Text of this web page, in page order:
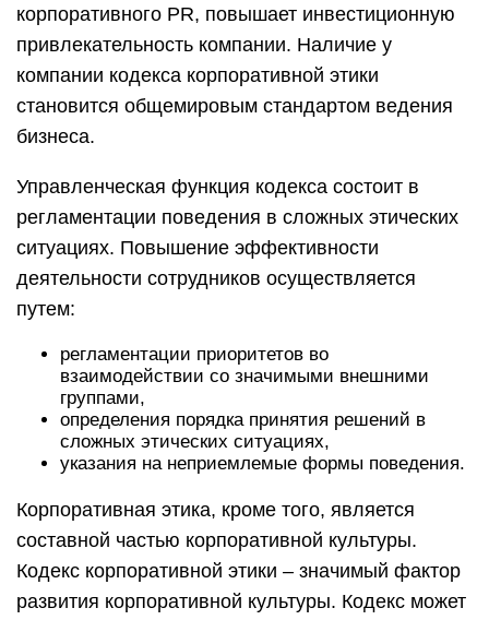
корпоративного PR, повышает инвестиционную
привлекательность компании. Наличие у
компании кодекса корпоративной этики
становится общемировым стандартом ведения
бизнеса.
Управленческая функция кодекса состоит в
регламентации поведения в сложных этических
ситуациях. Повышение эффективности
деятельности сотрудников осуществляется
путем:
регламентации приоритетов во
взаимодействии со значимыми внешними
группами,
определения порядка принятия решений в
сложных этических ситуациях,
указания на неприемлемые формы поведения.
Корпоративная этика, кроме того, является
составной частью корпоративной культуры.
Кодекс корпоративной этики – значимый фактор
развития корпоративной культуры. Кодекс может